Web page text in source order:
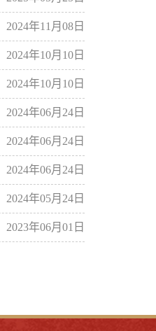
2024年11月08日
2024年10月10日
2024年10月10日
2024年06月24日
2024年06月24日
2024年06月24日
2024年05月24日
2023年06月01日